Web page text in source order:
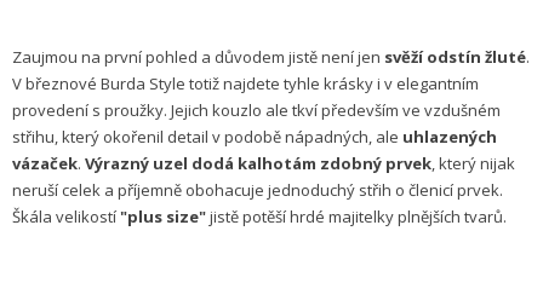
Zaujmou na první pohled a důvodem jistě není jen svěží odstín žluté.
V březnové Burda Style totiž najdete tyhle krásky i v elegantním
provedení s proužky. Jejich kouzlo ale tkví především ve vzdušném
střihu, který okořenil detail v podobě nápadných, ale uhlazených
vázaček. Výrazný uzel dodá kalhotám zdobný prvek, který nijak
neruší celek a příjemně obohacuje jednoduchý střih o členicí prvek.
Škála velikostí "plus size"jistě potěší hrdé majitelky plnějších tvarů.